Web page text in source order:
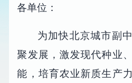
各单位：
为加快北京城市副
聚发展，激发现代种业
能，培育农业新质生产